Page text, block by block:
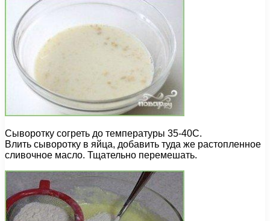
Сыворотку согреть до температуры 35-40С.
Влить сыворотку в яйца, добавить туда же растопленное
сливочное масло. Тщательно перемешать.